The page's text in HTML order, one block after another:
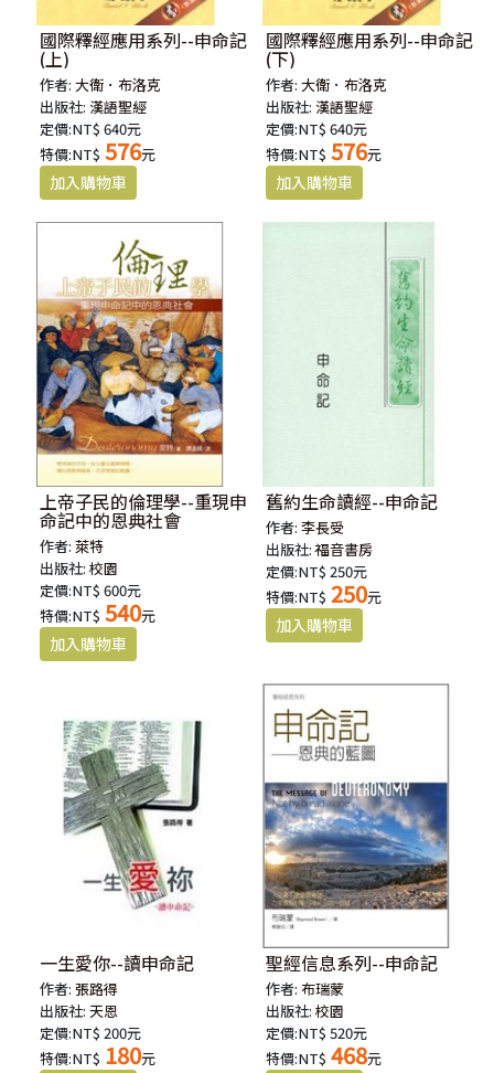
國際釋經應用系列--申命記
(上)
作者:大衛．布洛克
出版社: 漢語聖經
定價:NT$ 640元
特價:NT$ 576元
國際釋經應用系列--申命記
(下)
作者:大衛．布洛克
出版社: 漢語聖經
定價:NT$ 640元
特價:NT$ 576元
上帝子民的倫理學--重現申
命記中的恩典社會
作者:萊特
出版社:校園
定價:NT$ 600元
特價:NT$ 540元
舊約生命讀經--申命記
作者:李長受
出版社:福音書房
定價:NT$ 250元
特價:NT$ 250元
一生愛你--讀申命記
作者:張路得
出版社:天恩
定價:NT$ 200元
特價:NT$ 180元
聖經信息系列--申命記
作者:布瑞蒙
出版社:校園
定價:NT$ 520元
特價:NT$ 468元